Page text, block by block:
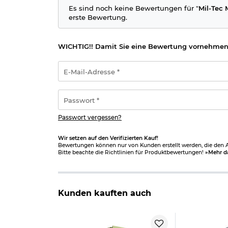
Es sind noch keine Bewertungen für "Mil-Tec
erste Bewertung.
WICHTIG!! Damit Sie eine Bewertung
Mail-
Adresse
*
Passwort vergessen?
Wir setzen auf den Verifizierten Kauf!
Bewertungen können nur von Kunden erstellt werden, die den
Bitte beachte die Richtlinien für Produktbewertungen! »Mehr
Kunden kauften auch